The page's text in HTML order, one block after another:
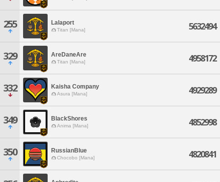
255 Lalaport
Titan [Mana] 5632494
329 AreDaneAre
Titan [Mana] 4958172
332 Kaisha Company
Asura [Mana] 4929289
349 BlackShores
Anima [Mana] 4852998
350 RussianBlue
Chocobo [Mana] 4820841